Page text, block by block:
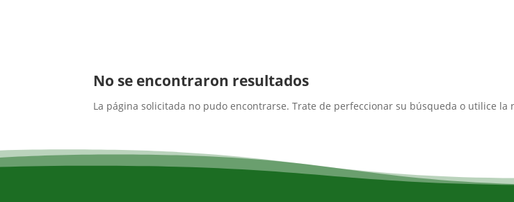
No se encontraron resultados
La página solicitada no pudo encontrarse. Trate de perfeccionar su búsqueda o utilice la